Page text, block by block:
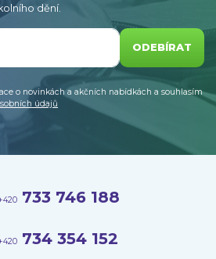
dění.
ODEBÍRAT
o novinkách a akčních nabídkách a souhlasím
údajů
733 746 188
734 354 152